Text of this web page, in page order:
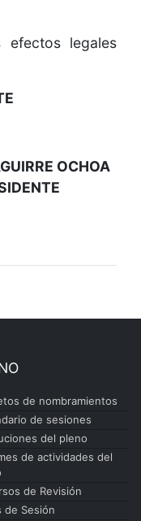
legales
OCHOA
de nombramientos
de sesiones
del pleno
de actividades del
de Revisión
de Sesión